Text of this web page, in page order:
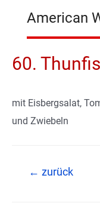
American
60.
mit Eisbergsalat,
und Zwiebeln
Beitragsnavigation
← zurück